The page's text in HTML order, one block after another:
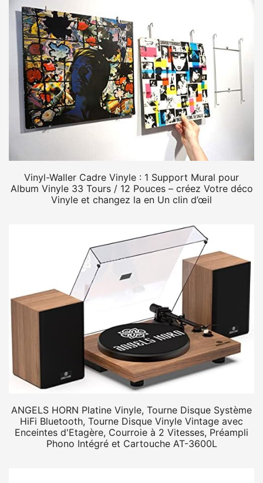
Vinyl-Waller Cadre Vinyle : 1 Support Mural pour
Album Vinyle 33 Tours / 12 Pouces – créez Votre déco
Vinyle et changez la en Un clin d’œil
ANGELS HORN Platine Vinyle, Tourne Disque Système
HiFi Bluetooth, Tourne Disque Vinyle Vintage avec
Enceintes d'Etagère, Courroie à 2 Vitesses, Préampli
Phono Intégré et Cartouche AT-3600L